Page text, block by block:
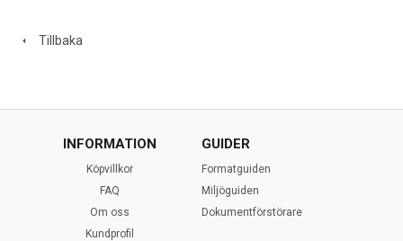
Tillbaka
INFORMATION
Köpvillkor
FAQ
Om oss
Kundprofil
GUIDER
Formatguiden
Miljöguiden
Dokumentförstörare